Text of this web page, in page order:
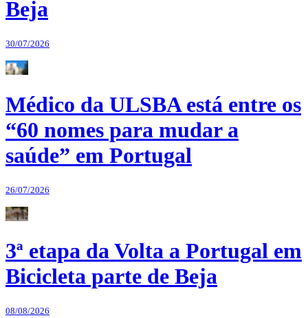
Beja
30/07/2026
Médico da ULSBA está entre os
“60 nomes para mudar a
saúde” em Portugal
26/07/2026
3ª etapa da Volta a Portugal em
Bicicleta parte de Beja
08/08/2026